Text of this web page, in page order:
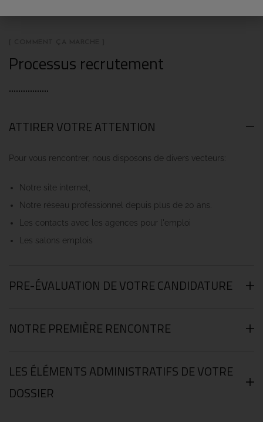
Processus recrutement
ATTIRER VOTRE ATTENTION
Pour vous rencontrer, nous disposons de divers vecteurs:
Notre site internet,
Notre réseau professionnel depuis plus de 20 ans.
Les contacts avec les agences pour l'emploi
Les salons emplois
PRE-ÉVALUATION DE VOTRE CANDIDATURE
NOTRE PREMIÈRE RENCONTRE
LES ÉLÉMENTS ADMINISTRATIFS DE VOTRE
DOSSIER